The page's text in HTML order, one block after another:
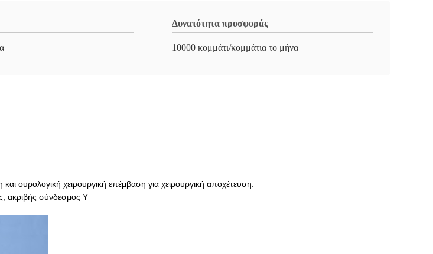
Δυνατότητα προσφοράς
10000 κομμάτι/κομμάτια το μήνα
ουρολογική χειρουργική επέμβαση για χειρουργική αποχέτευση.
ακριβής σύνδεσμος Y